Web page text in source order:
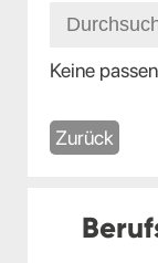
Keine
Zurück